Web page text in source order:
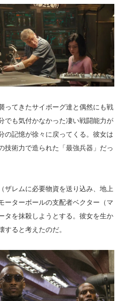
ってきたサイボーグ達と偶然にも戦
でも気付かなかった凄い戦闘能力が
の記憶が徐々に戻ってくる。彼女は
技術力で造られた「最強兵器」だっ
ザレムに必要物資を送り込み、地上
ーターボールの支配者ベクター（マ
タを抹殺しようとする。彼女を生か
すると考えたのだ。